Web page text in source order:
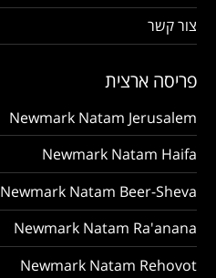
צור קשר
פריסה ארצית
Newmark Natam Jerusalem
Newmark Natam Haifa
Newmark Natam Beer-Sheva
Newmark Natam Ra'anana
Newmark Natam Rehovot